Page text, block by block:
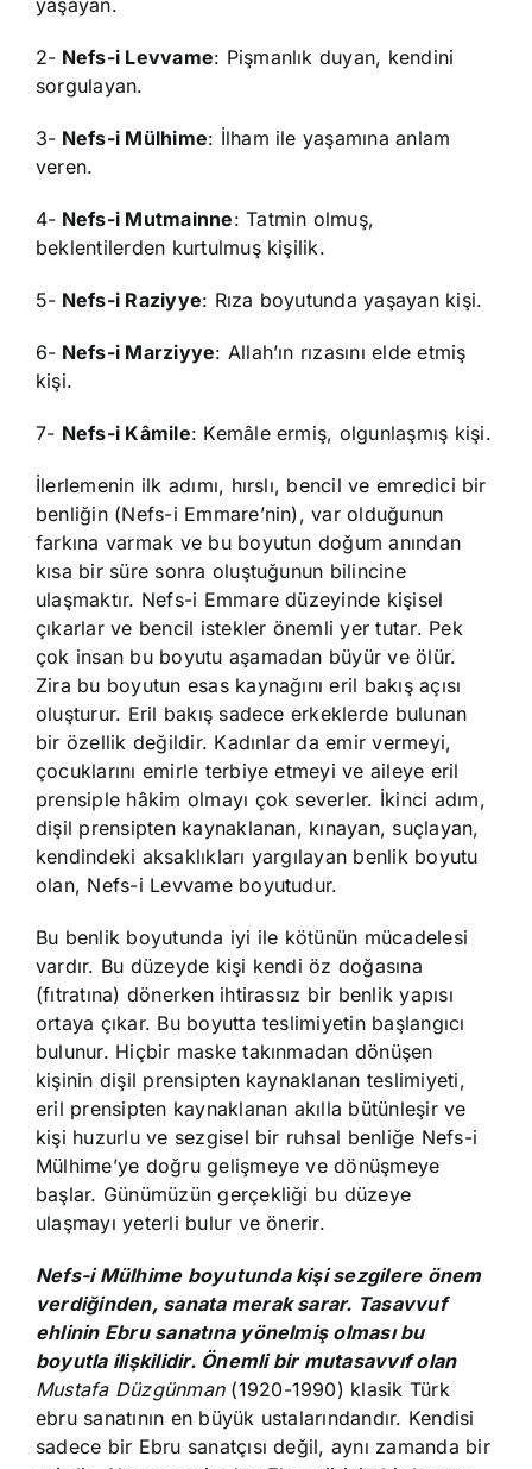
yaşayan.
2- Nefs-i Levvame: Pişmanlık duyan, kendini
sorgulayan.
3- Nefs-i Mülhime: İlham ile yaşamına anlam
veren.
4- Nefs-i Mutmainne: Tatmin olmuş,
beklentilerden kurtulmuş kişilik.
5- Nefs-i Raziyye: Rıza boyutunda yaşayan kişi.
6- Nefs-i Marziyye: Allah’ın rızasını elde etmiş
kişi.
7- Nefs-i Kâmile: Kemâle ermiş, olgunlaşmış kişi.
İlerlemenin ilk adımı, hırslı, bencil ve emredici bir
benliğin (Nefs-i Emmare’nin), var olduğunun
farkına varmak ve bu boyutun doğum anından
kısa bir süre sonra oluştuğunun bilincine
ulaşmaktır. Nefs-i Emmare düzeyinde kişisel
çıkarlar ve bencil istekler önemli yer tutar. Pek
çok insan bu boyutu aşamadan büyür ve ölür.
Zira bu boyutun esas kaynağını eril bakış açısı
oluşturur. Eril bakış sadece erkeklerde bulunan
bir özellik değildir. Kadınlar da emir vermeyi,
çocuklarını emirle terbiye etmeyi ve aileye eril
prensiple hâkim olmayı çok severler. İkinci adım,
dişil prensipten kaynaklanan, kınayan, suçlayan,
kendindeki aksaklıkları yargılayan benlik boyutu
olan, Nefs-i Levvame boyutudur.
Bu benlik boyutunda iyi ile kötünün mücadelesi
vardır. Bu düzeyde kişi kendi öz doğasına
(fıtratına) dönerken ihtirassız bir benlik yapısı
ortaya çıkar. Bu boyutta teslimiyetin başlangıcı
bulunur. Hiçbir maske takınmadan dönüşen
kişinin dişil prensipten kaynaklanan teslimiyeti,
eril prensipten kaynaklanan akılla bütünleşir ve
kişi huzurlu ve sezgisel bir ruhsal benliğe Nefs-i
Mülhime’ye doğru gelişmeye ve dönüşmeye
başlar. Günümüzün gerçekliği bu düzeye
ulaşmayı yeterli bulur ve önerir.
Nefs-i Mülhime boyutunda kişi sezgilere önem
verdiğinden, sanata merak sarar. Tasavvuf
ehlinin Ebru sanatına yönelmiş olması bu
boyutla ilişkilidir. Önemli bir mutasavvıf olan
Mustafa Düzgünman(1920-1990) klasik Türk
ebru sanatının en büyük ustalarındandır. Kendisi
sadece bir Ebru sanatçısı değil, aynı zamanda bir